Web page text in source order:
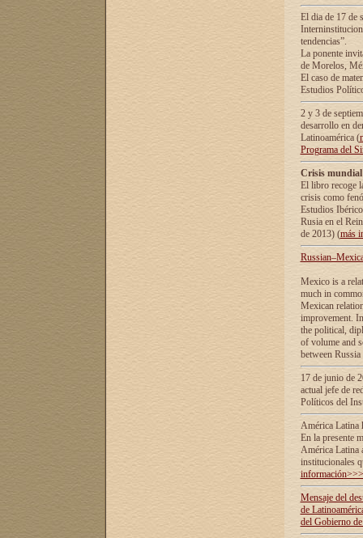
El dia de 17 de
tendencias”.
La ponente
de Morelos,
El caso de
Estudios
2 y 3 de
desarrollo en
Latinoamérica (
Programa del
Crisis
El libro recoge
crisis como
Estudios
Rusia en el
de 2013) (más
Mexico is a
much in
Mexican
improvement.
the political,
of volume and
between
17 de junio de
actual jefe de
Políticos del
América Latina
En la presente
América Latina
institucionales
información>>>
Mensaje del
de
del Gobierno